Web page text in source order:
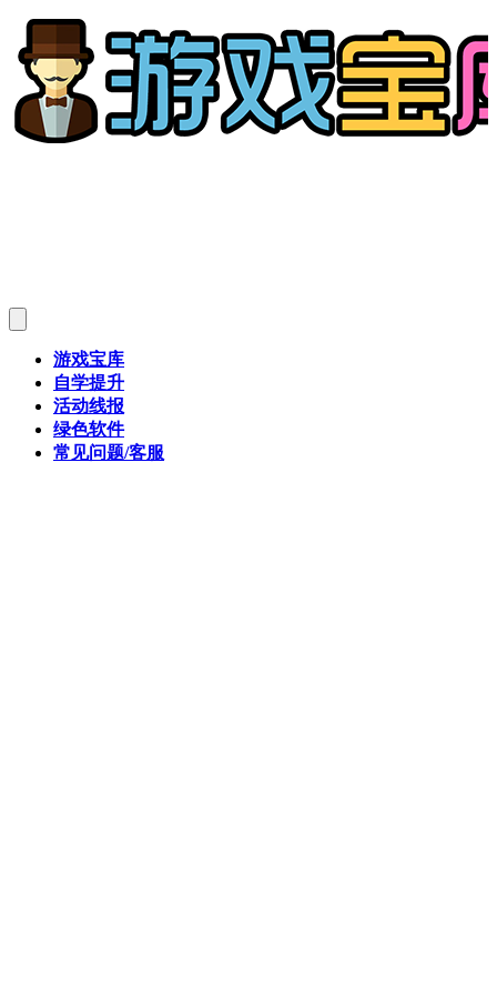
游戏宝库
自学提升
活动线报
绿色软件
常见问题/客服